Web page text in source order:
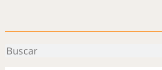
Buscar